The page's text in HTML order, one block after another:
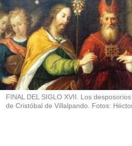
c
o
m
p
a
r
t
i
r
FINAL DEL SIGLO XVII. Los
de Cristóbal de Villalpando. Fotos: